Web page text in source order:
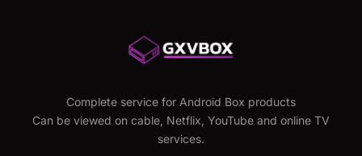
Complete service for Android Box products
Can be viewed on cable, Netflix, YouTube and online TV
services.